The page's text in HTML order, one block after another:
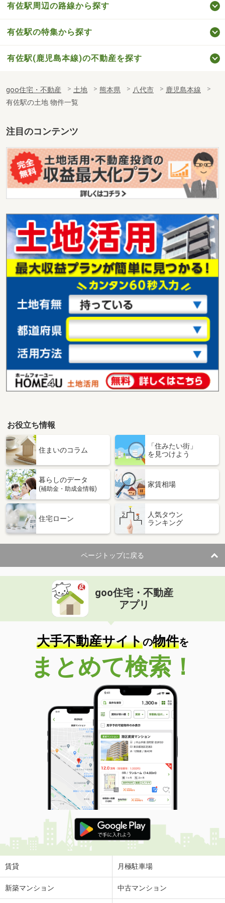
有佐駅周辺の路線から探す
有佐駅の特集から探す
有佐駅(鹿児島本線)の不動産を探す
goo住宅・不動産 土地 熊本県 八代市
鹿児島本線
有佐駅の土地 物件一覧
注目のコンテンツ
お役立ち情報
住まいのコラム
「住みたい街」
を見つけよう
暮らしのデータ
(補助金・助成金情報)
家賃相場
住宅ローン
人気タウン
ランキング
ページトップに戻る
goo住宅・不動産
アプリ
大手不動産サイトの物件を
まとめて検索！
賃貸 月極駐車場
新築マンション 中古マンション